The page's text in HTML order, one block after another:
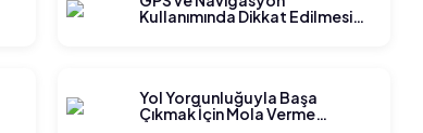
Kullanımında Dikkat Edilmesi
Yol Yorgunluğuyla Başa
Çıkmak İçin Mola Verme